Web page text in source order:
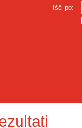
Išči po: